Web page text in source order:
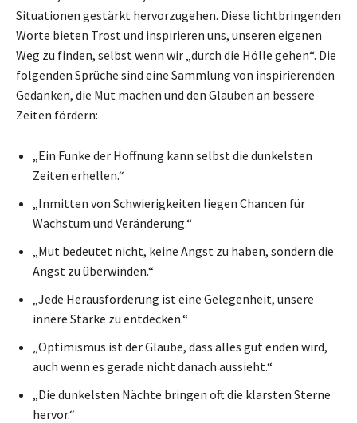
Situationen gestärkt hervorzugehen. Diese lichtbringenden
Worte bieten Trost und inspirieren uns, unseren eigenen
Weg zu finden, selbst wenn wir „durch die Hölle gehen“. Die
folgenden Sprüche sind eine Sammlung von inspirierenden
Gedanken, die Mut machen und den Glauben an bessere
Zeiten fördern:
„Ein Funke der Hoffnung kann selbst die dunkelsten
Zeiten erhellen.“
„Inmitten von Schwierigkeiten liegen Chancen für
Wachstum und Veränderung.“
„Mut bedeutet nicht, keine Angst zu haben, sondern die
Angst zu überwinden.“
„Jede Herausforderung ist eine Gelegenheit, unsere
innere Stärke zu entdecken.“
„Optimismus ist der Glaube, dass alles gut enden wird,
auch wenn es gerade nicht danach aussieht.“
„Die dunkelsten Nächte bringen oft die klarsten Sterne
hervor.“